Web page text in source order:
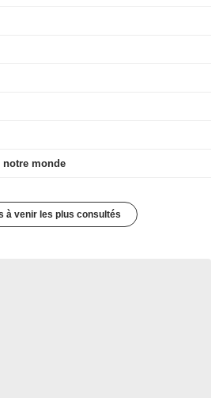
notre monde
à venir les plus consultés